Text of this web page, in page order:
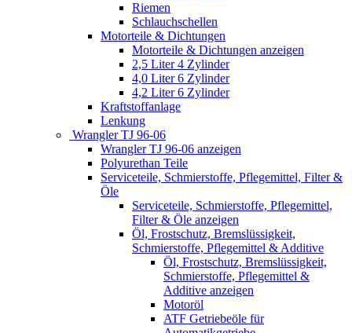
Riemen
Schlauchschellen
Motorteile & Dichtungen
Motorteile & Dichtungen anzeigen
2,5 Liter 4 Zylinder
4,0 Liter 6 Zylinder
4,2 Liter 6 Zylinder
Kraftstoffanlage
Lenkung
Wrangler TJ 96-06
Wrangler TJ 96-06 anzeigen
Polyurethan Teile
Serviceteile, Schmierstoffe, Pflegemittel, Filter &
Öle
Serviceteile, Schmierstoffe, Pflegemittel,
Filter & Öle anzeigen
Öl, Frostschutz, Bremslüssigkeit,
Schmierstoffe, Pflegemittel & Additive
Öl, Frostschutz, Bremslüssigkeit,
Schmierstoffe, Pflegemittel &
Additive anzeigen
Motoröl
ATF Getriebeöle für